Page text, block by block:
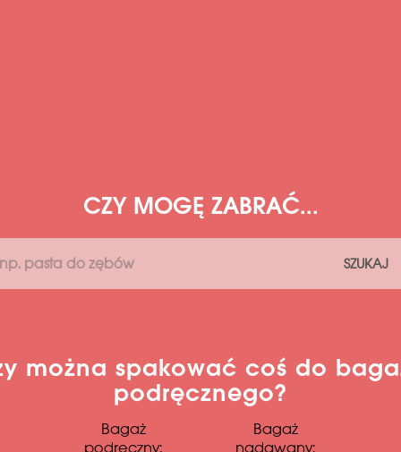
CZY MOGĘ ZABRAĆ...
SZUKAJ
można spakować coś do
podręcznego?
Bagaż
podręczny:
Bagaż
nadawany: